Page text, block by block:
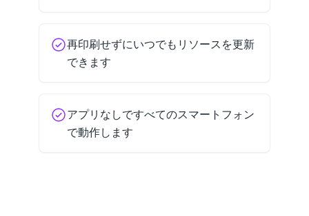
再印刷せずにいつでもリソースを更新
できます
アプリなしですべてのスマートフォン
で動作します